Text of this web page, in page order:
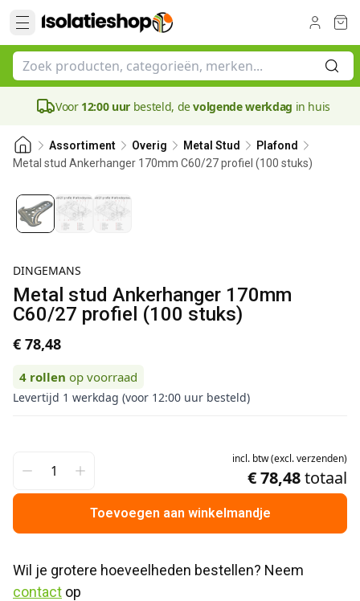
Voor 12:00 uur besteld, devolgende werkdag in huis
Assortiment Overig Metal Stud
Plafond
Metal stud Ankerhanger 170mm C60/27 profiel (100 stuks)
DINGEMANS
Metal stud Ankerhanger 170mm
C60/27 profiel (100 stuks)
€ 78,48
4 rollen op voorraad
Levertijd 1 werkdag (voor 12:00 uur besteld)
incl. btw(excl.verzenden)
€ 78,48totaal
Toevoegen aan winkelmandje
contact op